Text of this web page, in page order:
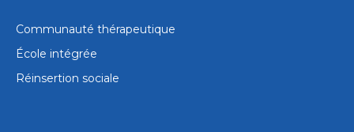
Communauté thérapeutique
École intégrée
Réinsertion sociale